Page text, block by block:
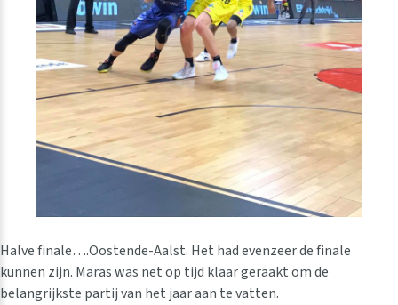
Halve finale….Oostende-Aalst. Het had evenzeer de finale
kunnen zijn. Maras was net op tijd klaar geraakt om de
belangrijkste partij van het jaar aan te vatten.